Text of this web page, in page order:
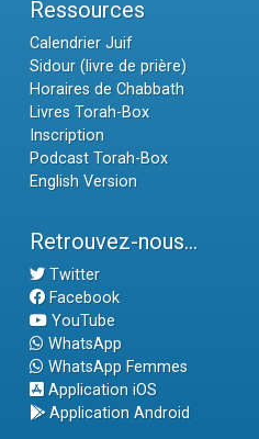
Ressources
Calendrier Juif
Sidour (livre de prière)
Horaires de Chabbath
Livres Torah-Box
Inscription
Podcast Torah-Box
English Version
Retrouvez-nous...
Twitter
Facebook
YouTube
WhatsApp
WhatsApp Femmes
Application iOS
Application Android